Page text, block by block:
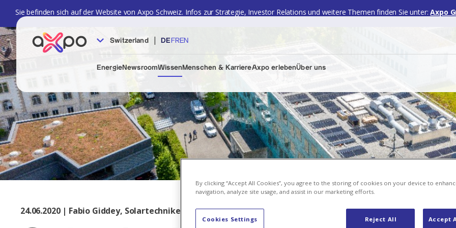
Sie befinden sich auf der Website von Axpo Schweiz. Infos zur Strategie, Investor Relations und weitere Themen finden Sie unter: Axpo
Switzerland | DE FREN
EnergieNewsroomWissenMenschen & KarriereAxpo erlebenÜber uns
24.06.2020 | Fabio Giddey, Solartechniker von CKW, über die Solaranlage am Campus Baden
By clicking “Accept All Cookies”, you agree to the storing of cookies on your device to
navigation, analyze site usage, and assist in our marketing efforts.
Reject All Accept
Cookies Settings